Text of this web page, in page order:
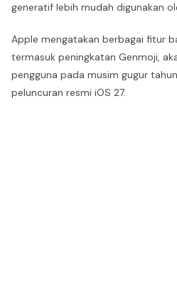
generatif lebih mudah digunakan
Apple mengatakan berbagai fitur
termasuk peningkatan Genmoji,
pengguna pada musim gugur
peluncuran resmi iOS 27.